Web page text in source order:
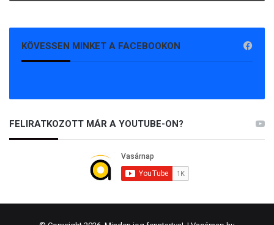
KÖVESSEN MINKET A FACEBOOKON
FELIRATKOZOTT MÁR A YOUTUBE-ON?